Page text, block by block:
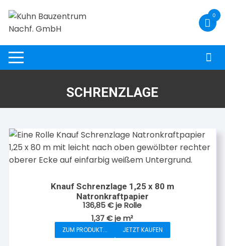
Inhalt
springen
0
SCHRENZLAGE
Knauf Schrenzlage 1,25 x 80 m
Natronkraftpapier
136,85€je Rolle
1,37€jem²
ZUM PRODUKT... JETZT KAUFEN